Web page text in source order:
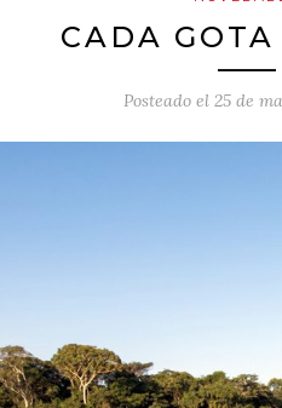
CADA
Posteado el 25 de